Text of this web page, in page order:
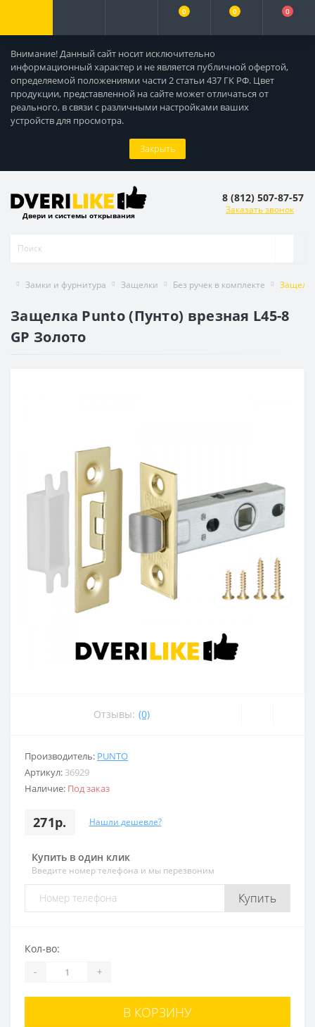
Внимание! Данный сайт носит исключительно
информационный характер и не является публичной офертой,
определяемой положениями части 2 статьи 437 ГК РФ. Цвет
продукции, представленной на сайте может отличаться от
реального, в связи с различными настройками ваших
устройств для просмотра.
Закрыть
0 0 0
Двери и системы открывания
8 (812) 507-87-57
Заказать звонок
Замки и фурнитура Защелки Без ручек в комплекте
Защелка Punto (Пунто) врезная L45-8
GP Золото
Отзывы: (0)
Производитель: PUNTO
Артикул: 36929
Наличие: Под заказ
271р. Нашли дешевле?
Купить в один клик
Введите номер телефона и мы перезвоним
Купить
Кол-во:
- +
В КОРЗИНУ